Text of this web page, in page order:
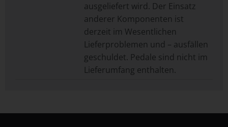
ausgeliefert wird. Der Einsatz
anderer Komponenten ist
derzeit im Wesentlichen
Lieferproblemen und – ausfällen
geschuldet. Pedale sind nicht im
Lieferumfang enthalten.